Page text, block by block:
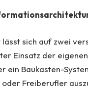
lässt sich auf zwei
Einsatz der
ein Baukasten-
oder Freiberufler